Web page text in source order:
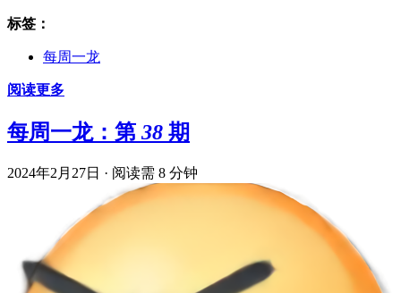
标签：
每周一龙
阅读更多
每周一龙：第 38 期
2024年2月27日 · 阅读需 8 分钟